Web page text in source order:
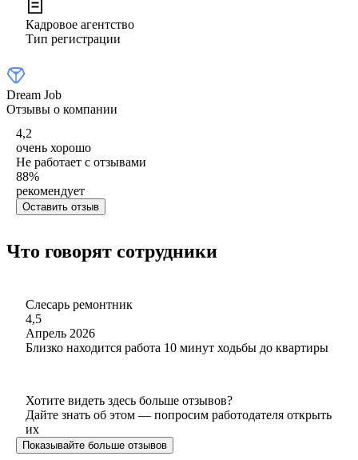
Кадровое агентство
Тип регистрации
Dream Job
Отзывы о компании
4,2
очень хорошо
Не работает с отзывами
88%
рекомендует
Оставить отзыв
Что говорят сотрудники
Слесарь ремонтник
4,5
Апрель 2026
Близко находится работа 10 минут ходьбы до квартиры
Хотите видеть здесь больше отзывов?
Дайте знать об этом — попросим работодателя открыть
их
Показывайте больше отзывов